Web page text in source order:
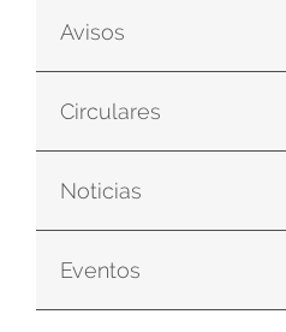
Avisos
Circulares
Noticias
Eventos